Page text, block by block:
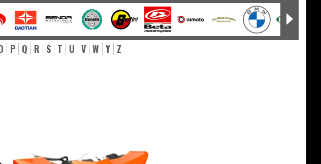
P Q R S T U V W Y Z